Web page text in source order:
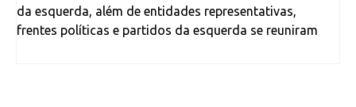
da esquerda, além de entidades representativas,
frentes políticas e partidos da esquerda se reuniram